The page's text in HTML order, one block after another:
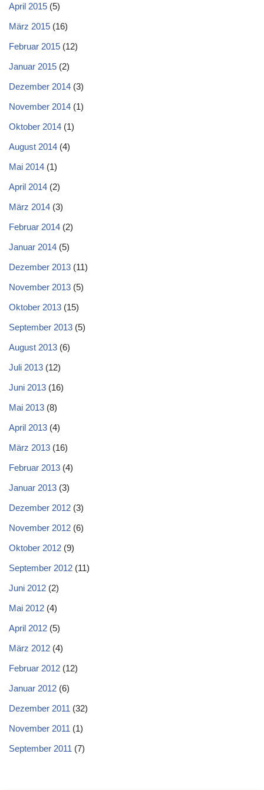
April 2015 (5)
März 2015 (16)
Februar 2015 (12)
Januar 2015 (2)
Dezember 2014 (3)
November 2014 (1)
Oktober 2014 (1)
August 2014 (4)
Mai 2014 (1)
April 2014 (2)
März 2014 (3)
Februar 2014 (2)
Januar 2014 (5)
Dezember 2013 (11)
November 2013 (5)
Oktober 2013 (15)
September 2013 (5)
August 2013 (6)
Juli 2013 (12)
Juni 2013 (16)
Mai 2013 (8)
April 2013 (4)
März 2013 (16)
Februar 2013 (4)
Januar 2013 (3)
Dezember 2012 (3)
November 2012 (6)
Oktober 2012 (9)
September 2012 (11)
Juni 2012 (2)
Mai 2012 (4)
April 2012 (5)
März 2012 (4)
Februar 2012 (12)
Januar 2012 (6)
Dezember 2011 (32)
November 2011 (1)
September 2011 (7)